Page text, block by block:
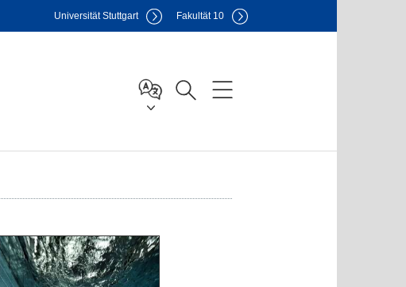
Universität Stuttgart Fakultät 10